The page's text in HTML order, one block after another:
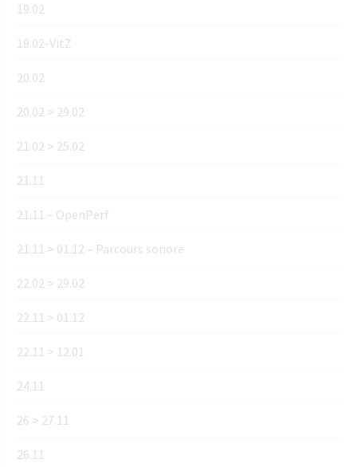
19.02
19.02-VitZ
20.02
20.02 > 29.02
21.02 > 25.02
21.11
21.11 – OpenPerf
21.11 > 01.12 – Parcours sonore
22.02 > 29.02
22.11 > 01.12
22.11 > 12.01
24.11
26 > 27.11
26.11